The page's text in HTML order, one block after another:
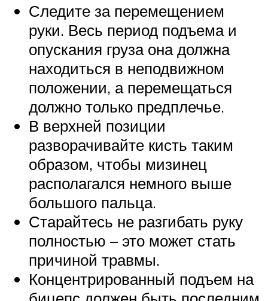
Следите за перемещением
руки. Весь период подъема и
опускания груза она должна
находиться в неподвижном
положении, а перемещаться
должно только предплечье.
В верхней позиции
разворачивайте кисть таким
образом, чтобы мизинец
располагался немного выше
большого пальца.
Старайтесь не разгибать руку
полностью – это может стать
причиной травмы.
Концентрированный подъем на